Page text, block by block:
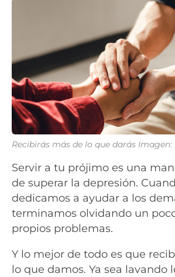
Recibirás más de lo que darás Imagen:
Servir a tu prójimo es una
de superar la depresión.
dedicamos a ayudar a los
terminamos olvidando un
propios problemas.
Y lo mejor de todo es que
lo que damos. Ya sea lavando